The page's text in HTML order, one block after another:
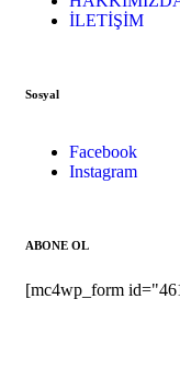
İLETİŞİM
Sosyal
Facebook
Instagram
ABONE OL
[mc4wp_form